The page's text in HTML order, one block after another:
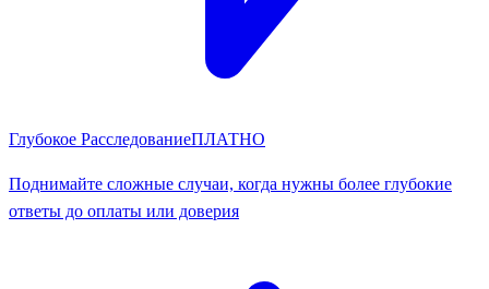
Глубокое РасследованиеПЛАТНО
Поднимайте сложные случаи, когда нужны более глубокие
ответы до оплаты или доверия